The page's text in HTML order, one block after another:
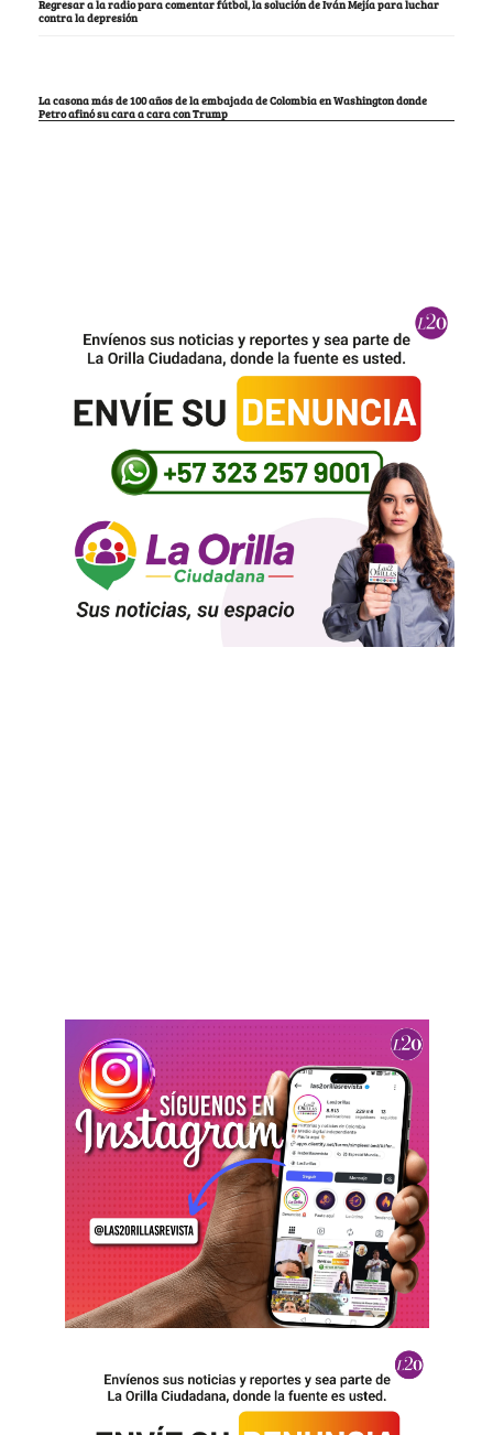
Regresar a la radio para comentar fútbol, la solución de Iván Mejía para luchar
contra la depresión
La casona más de 100 años de la embajada de Colombia en Washington donde
Petro afinó su cara a cara con Trump